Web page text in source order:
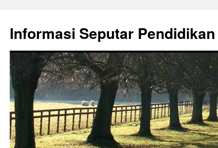
content
Informasi Seputar Pendidikan